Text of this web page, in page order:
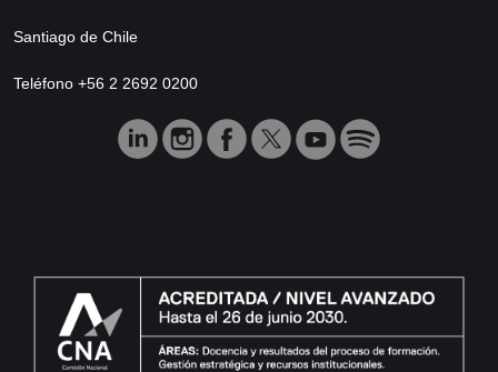
Santiago de Chile
Teléfono +56 2 2692 0200